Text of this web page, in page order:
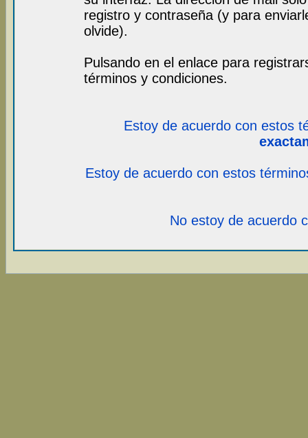
registro y contraseña (y para
olvide).
Pulsando en el enlace para
términos y condiciones.
Estoy de acuerdo con estos
Estoy de acuerdo con estos
No estoy de acuerdo